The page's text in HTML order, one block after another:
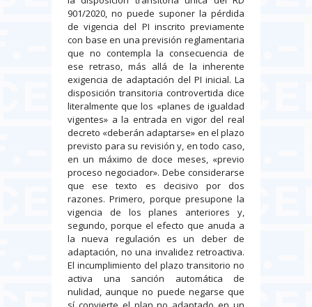
901/2020, no puede suponer la pérdida
de vigencia del PI inscrito previamente
con base en una previsión reglamentaria
que no contempla la consecuencia de
ese retraso, más allá de la inherente
exigencia de adaptación del PI inicial. La
disposición transitoria controvertida dice
literalmente que los «planes de igualdad
vigentes» a la entrada en vigor del real
decreto «deberán adaptarse» en el plazo
previsto para su revisión y, en todo caso,
en un máximo de doce meses, «previo
proceso negociador». Debe considerarse
que ese texto es decisivo por dos
razones. Primero, porque presupone la
vigencia de los planes anteriores y,
segundo, porque el efecto que anuda a
la nueva regulación es un deber de
adaptación, no una invalidez retroactiva.
El incumplimiento del plazo transitorio no
activa una sanción automática de
nulidad, aunque no puede negarse que